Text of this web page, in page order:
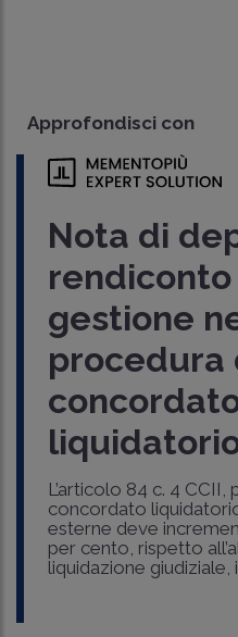
Approfondisci con
Nota di
gestione
procedura
L’articolo 84 c. 4 CCII,
concordato
esterne deve
per cento, rispetto
liquidazione